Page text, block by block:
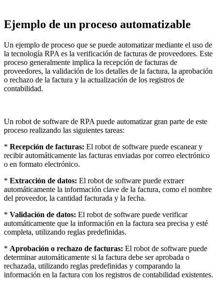
Ejemplo de un proceso automatizable
Un ejemplo de proceso que se puede automatizar mediante el uso de
la tecnología RPA es la verificación de facturas de proveedores. Este
proceso generalmente implica la recepción de facturas de
proveedores, la validación de los detalles de la factura, la aprobación
o rechazo de la factura y la actualización de los registros de
contabilidad.
Un robot de software de RPA puede automatizar gran parte de este
proceso realizando las siguientes tareas:
* Recepción de facturas: El robot de software puede escanear y
recibir automáticamente las facturas enviadas por correo electrónico
o en formato electrónico.
* Extracción de datos: El robot de software puede extraer
automáticamente la información clave de la factura, como el nombre
del proveedor, la cantidad facturada y la fecha.
* Validación de datos: El robot de software puede verificar
automáticamente que la información en la factura sea precisa y esté
completa, utilizando reglas predefinidas.
* Aprobación o rechazo de facturas: El robot de software puede
determinar automáticamente si la factura debe ser aprobada o
rechazada, utilizando reglas predefinidas y comparando la
información en la factura con los registros de contabilidad existentes.